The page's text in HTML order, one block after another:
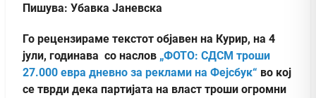
Пишува: Убавка Јаневска
Го рецензираме текстот објавен на Курир, на 4
јули, годинава со наслов „ФОТО: СДСМ троши
27.000 евра дневно за реклами на Фејсбук“ во кој
се тврди дека партијата на власт троши огромни